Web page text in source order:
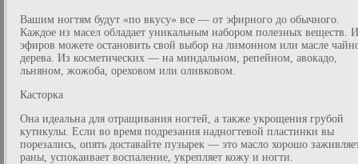
Вашим ногтям будут «по вкусу» все — от эфирного до обычного.
Каждое из масел обладает уникальным набором полезных веществ.
эфиров можете остановить свой выбор на лимонном или масле
дерева. Из косметических — на миндальном, репейном, авокадо,
льняном, жожоба, ореховом или оливковом.
Касторка
Она идеальна для отращивания ногтей, а также укрощения грубой
кутикулы. Если во время подрезания надногтевой пластинки вы
порезались, опять доставайте пузырек — это масло хорошо
раны, успокаивает воспаление, укрепляет кожу и ногти.